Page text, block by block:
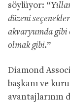
söylüyor: “
düzeni
akvaryumda
olmak gibi.”
Diamond
başkanı ve
avantajlarının